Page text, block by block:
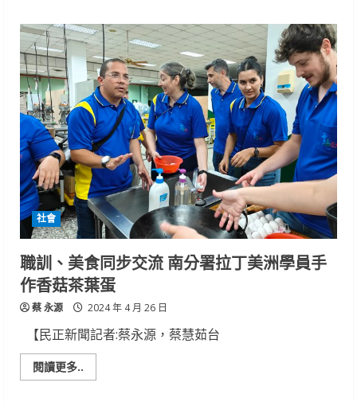
募
集!
5
月
4
日、
5
日
一
起
來
「雙
春
海
味
潮」
看
市
集，
成
為
海
洋
守
者
社會
職訓、美食同步交流 南分署拉丁美洲學員手
作香菇茶葉蛋
蔡 永源 2024 年 4 月 26 日
【民正新聞記者:蔡永源，蔡慧茹台
閱讀更多..
more